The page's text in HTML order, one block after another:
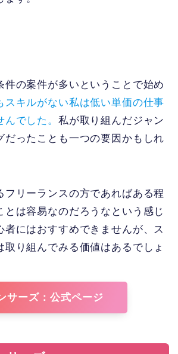
件の案件が多いということで始め
スキルがない私は低い単価の仕事
でした。 私が取り組んだジャン
だったことも一つの要因かもしれ
フリーランスの方であればある程
とは容易なのだろうなという感じ
者にはおすすめできませんが、ス
取り組んでみる価値はあるでしょ
サーズ：公式ページ